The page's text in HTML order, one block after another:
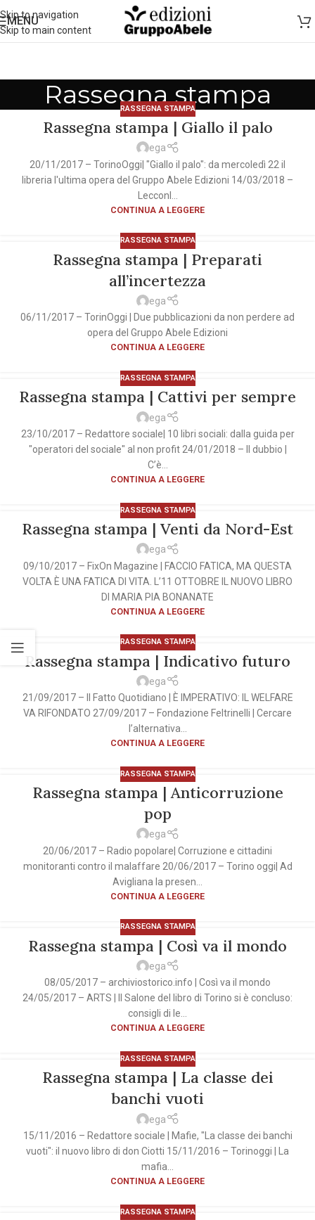
Skip to navigation
Skip to main content
MENU
Rassegna stampa
RASSEGNA STAMPA
Rassegna stampa | Giallo il palo
ega
20/11/2017 – TorinoOggi| "Giallo il palo": da mercoledì 22 il
libreria l'ultima opera del Gruppo Abele Edizioni 14/03/2018 –
Lecconl...
CONTINUA A LEGGERE
RASSEGNA STAMPA
Rassegna stampa | Preparati
all’incertezza
ega
06/11/2017 – TorinOggi | Due pubblicazioni da non perdere ad
opera del Gruppo Abele Edizioni
CONTINUA A LEGGERE
RASSEGNA STAMPA
Rassegna stampa | Cattivi per sempre
ega
23/10/2017 – Redattore sociale| 10 libri sociali: dalla guida per
"operatori del sociale" al non profit 24/01/2018 – Il dubbio |
C’è...
CONTINUA A LEGGERE
RASSEGNA STAMPA
Rassegna stampa | Venti da Nord-Est
ega
09/10/2017 – FixOn Magazine | FACCIO FATICA, MA QUESTA
VOLTA È UNA FATICA DI VITA. L’11 OTTOBRE IL NUOVO LIBRO
DI MARIA PIA BONANATE
CONTINUA A LEGGERE
RASSEGNA STAMPA
Rassegna stampa | Indicativo futuro
ega
21/09/2017 – Il Fatto Quotidiano | È IMPERATIVO: IL WELFARE
VA RIFONDATO 27/09/2017 – Fondazione Feltrinelli | Cercare
l’alternativa...
CONTINUA A LEGGERE
RASSEGNA STAMPA
Rassegna stampa | Anticorruzione
pop
ega
20/06/2017 – Radio popolare| Corruzione e cittadini
monitoranti contro il malaffare 20/06/2017 – Torino oggi| Ad
Avigliana la presen...
CONTINUA A LEGGERE
RASSEGNA STAMPA
Rassegna stampa | Così va il mondo
ega
08/05/2017 – archiviostorico.info | Così va il mondo
24/05/2017 – ARTS | Il Salone del libro di Torino si è concluso:
consigli di le...
CONTINUA A LEGGERE
RASSEGNA STAMPA
Rassegna stampa | La classe dei
banchi vuoti
ega
15/11/2016 – Redattore sociale | Mafie, "La classe dei banchi
vuoti": il nuovo libro di don Ciotti 15/11/2016 – Torinoggi | La
mafia...
CONTINUA A LEGGERE
RASSEGNA STAMPA